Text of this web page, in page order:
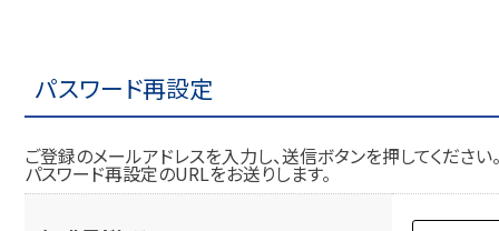
パスワード再設定
ご登録のメールアドレスを入力し、送信ボタンを押してください。
パスワード再設定のURLをお送りします。